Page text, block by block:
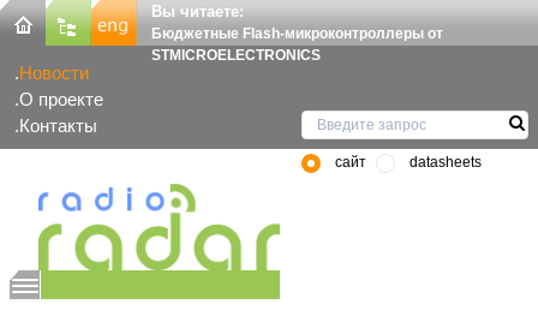
Вы читаете:
Бюджетные Flash-микроконтроллеры от
STMICROELECTRONICS
Новости
О проекте
Контакты
сайт datasheets